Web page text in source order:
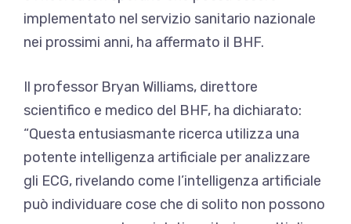
implementato nel servizio sanitario nazionale
nei prossimi anni, ha affermato il BHF.
Il professor Bryan Williams, direttore
scientifico e medico del BHF, ha dichiarato:
“Questa entusiasmante ricerca utilizza una
potente intelligenza artificiale per analizzare
gli ECG, rivelando come l’intelligenza artificiale
può individuare cose che di solito non possono